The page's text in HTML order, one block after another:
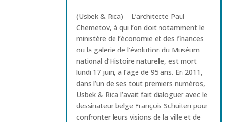
(Usbek & Rica) – L’architecte Paul
Chemetov, à qui l’on doit notamment le
ministère de l’économie et des finances
ou la galerie de l’évolution du Muséum
national d’Histoire naturelle, est mort
lundi 17 juin, à l’âge de 95 ans. En 2011,
dans l’un de ses tout premiers numéros,
Usbek & Rica l’avait fait dialoguer avec le
dessinateur belge François Schuiten pour
confronter leurs visions de la ville et de